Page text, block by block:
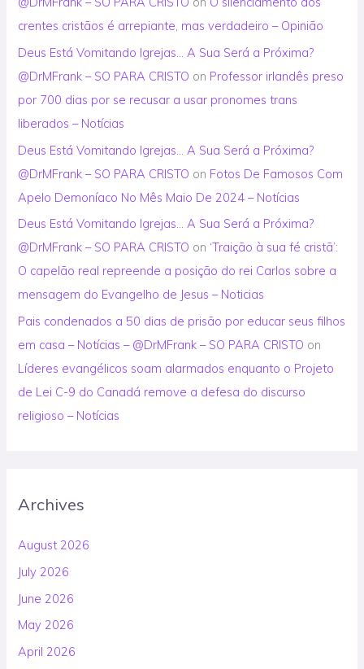
crentes cristãos é arrepiante, mas verdadeiro – Opinião
Deus Está Vomitando Igrejas… A Sua Será a Próxima?
@DrMFrank – SO PARA CRISTO on Professor irlandês preso
por 700 dias por se recusar a usar pronomes trans
liberados – Notícias
Deus Está Vomitando Igrejas… A Sua Será a Próxima?
@DrMFrank – SO PARA CRISTO on Fotos De Famosos Com
Apelo Demoníaco No Mês Maio De 2024 – Notícias
Deus Está Vomitando Igrejas… A Sua Será a Próxima?
@DrMFrank – SO PARA CRISTO on ‘Traição à sua fé cristã’:
O capelão real repreende a posição do rei Carlos sobre a
mensagem do Evangelho de Jesus – Noticias
Pais condenados a 50 dias de prisão por educar seus filhos
em casa – Notícias – @DrMFrank – SO PARA CRISTO on
Líderes evangélicos soam alarmados enquanto o Projeto
de Lei C-9 do Canadá remove a defesa do discurso
religioso – Notícias
Archives
August 2026
July 2026
June 2026
May 2026
April 2026